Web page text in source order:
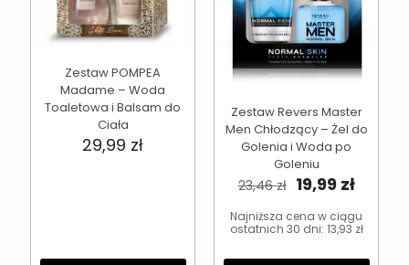
Zestaw POMPEA
Madame – Woda
Toaletowa i Balsam do
Ciała
29,99 zł
Zestaw Revers Master
Men Chłodzący – Żel do
Golenia i Woda po
Goleniu
23,46zł Pierwotna
wynosiła:
23,46 zł.
19,99 zł
19,99
Najniższa cena w ciągu
ostatnich 30 dni: 13,93 zł